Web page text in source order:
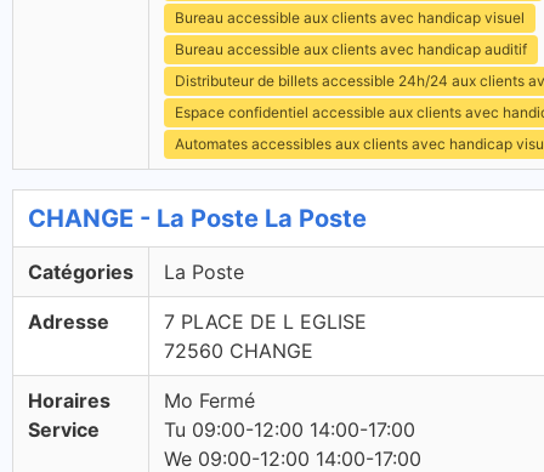
Bureau accessible aux clients avec handicap visuel
Bureau accessible aux clients avec handicap auditif
Distributeur de billets accessible 24h/24 aux clients
Espace confidentiel accessible aux clients avec
Automates accessibles aux clients avec handicap
CHANGE - La Poste La Poste
Catégories La Poste
Adresse
7 PLACE DE L EGLISE
72560 CHANGE
Horaires
Service
Mo Fermé
Tu 09:00-12:00 14:00-17:00
We 09:00-12:00 14:00-17:00